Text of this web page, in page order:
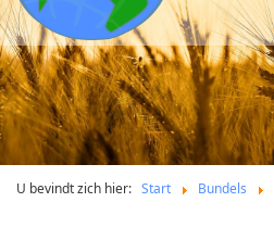
U bevindt zich hier: Start Bundels